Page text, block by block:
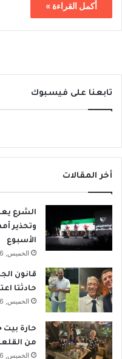
أكمل القراءة »
تابعنا على فيسبوك
أخر المقالات
الشرع
وتحذير
الأسبوع
الخميس, 6 أغسطس 2026, 8:24 م
قانون
حادثتا
الخميس, 6 أغسطس 2026, 3:01 م
حارة بيت
من
الخميس, 6 أغسطس 2026, 2:38 م